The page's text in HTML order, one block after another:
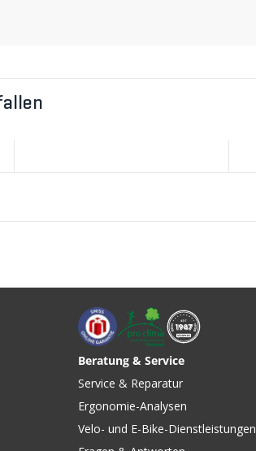
CHF 99.00
LINE PRO 35 Vorbau Black
von BONTRAGER
Beratung & Service
Service & Reparatur
Ergonomie-Analysen
Velo- und E-Bike-Dienstleistungen